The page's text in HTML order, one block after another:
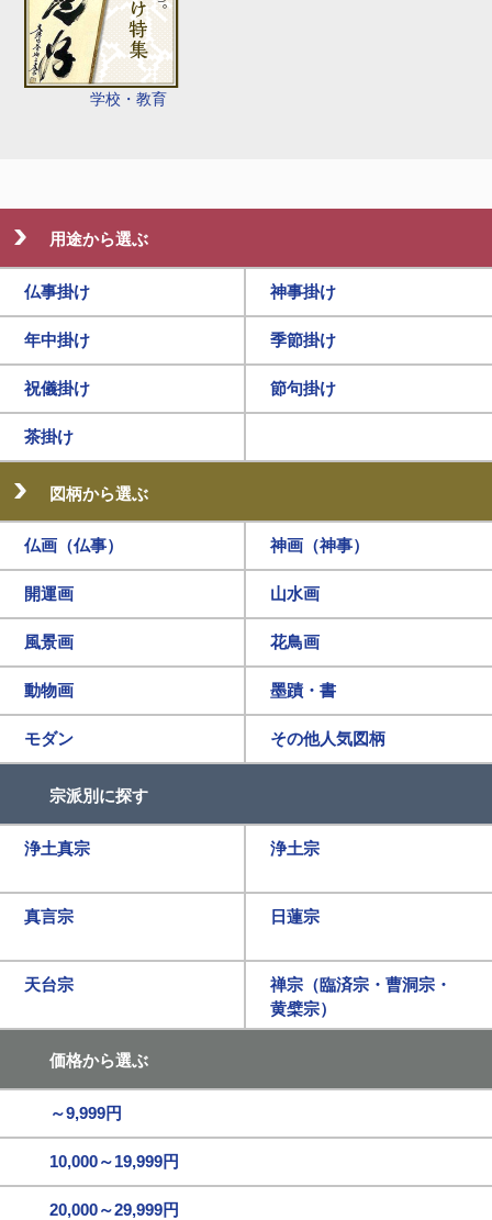
学校・教育
用途から選ぶ
仏事掛け 神事掛け
年中掛け 季節掛け
祝儀掛け 節句掛け
茶掛け
図柄から選ぶ
仏画（仏事） 神画（神事）
開運画 山水画
風景画 花鳥画
動物画 墨蹟・書
モダン その他人気図柄
宗派別に探す
浄土真宗 浄土宗
真言宗 日蓮宗
天台宗
禅宗（臨済宗・曹洞宗・
黄檗宗）
価格から選ぶ
～9,999円
10,000～19,999円
20,000～29,999円